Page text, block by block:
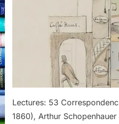
Lectures: 53
1860), Arthur